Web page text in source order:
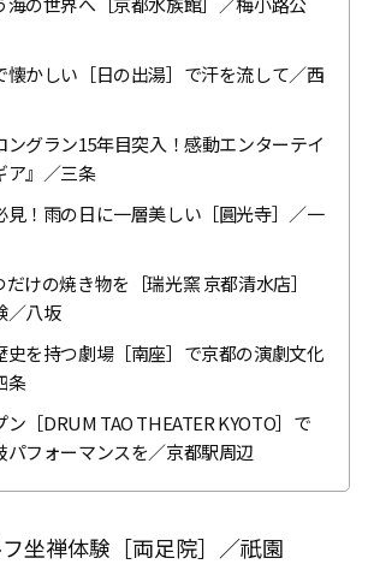
懐かしい［日の出湯］で汗を流して／西
ングラン15年目突入！感動エンターテイ
ア』／三条
見！雨の日に一層美しい［圓光寺］／一
けの焼き物を［瑞光窯 京都清水店］
／八坂
史を持つ劇場［南座］で京都の演劇文化
条
ン［DRUM TAO THEATER KYOTO］で
パフォーマンスを／京都駅周辺
坐禅体験［両足院］／祇園